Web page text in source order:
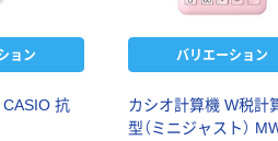
ョン
抗
バリエーション
カシオ計算機 W税計
型（ミニジャスト）